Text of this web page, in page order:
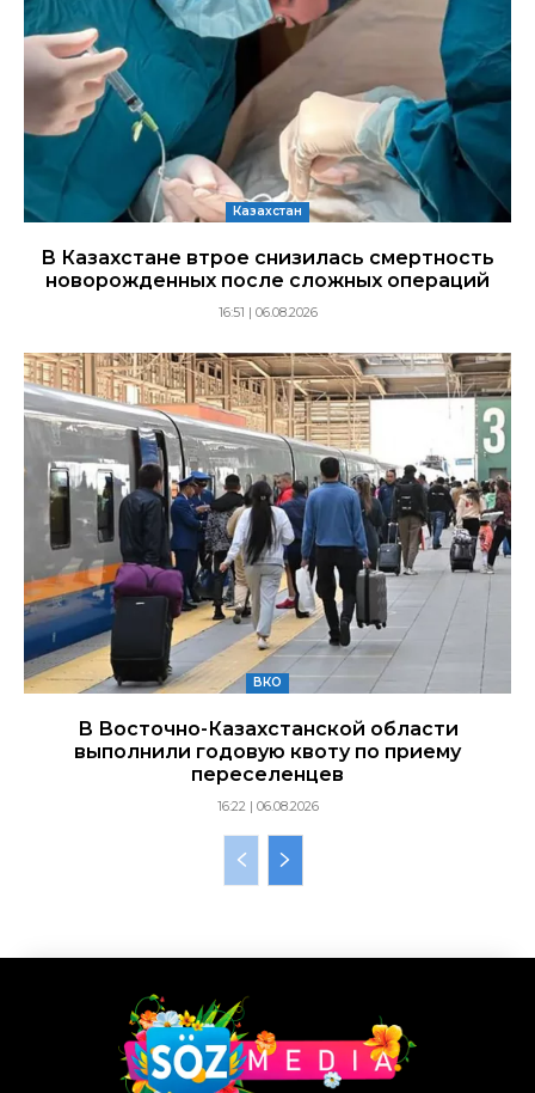
Казахстан
В Казахстане втрое снизилась смертность
новорожденных после сложных операций
16:51 | 06.08.2026
ВКО
В Восточно-Казахстанской области
выполнили годовую квоту по приему
переселенцев
16:22 | 06.08.2026